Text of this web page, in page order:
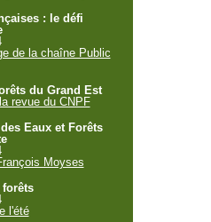
: le défi
de la chaîne Public
du Grand Est
la revue du CNPF
Eaux et Forêts
Moyses
forêts
l'été